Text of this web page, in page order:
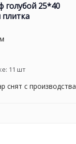
голубой 25*40
плитка
11 шт
снят с производства